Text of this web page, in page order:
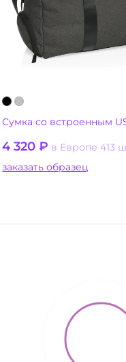
Сумка со встроенным
4 320 ₽ в Европе 413
заказать образец